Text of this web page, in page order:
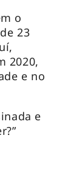
o
23
2020,
e no
e